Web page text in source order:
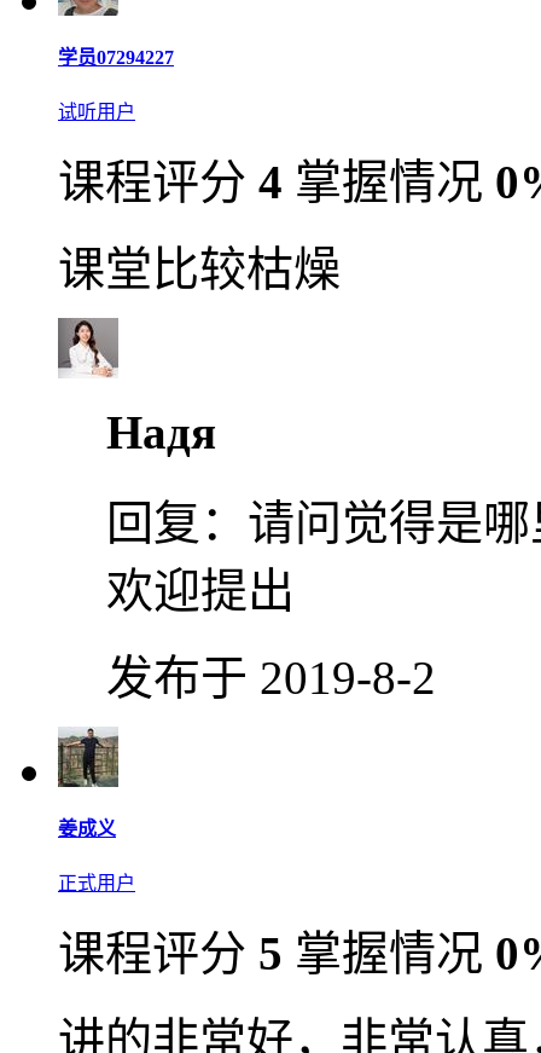
学员07294227
试听用户
课程评分 4 掌握情况
课堂比较枯燥
Надя
回复： 请问觉得是
欢迎提出
发布于 2019-8-2
姜成义
正式用户
课程评分 5 掌握情况
讲的非常好，非常认